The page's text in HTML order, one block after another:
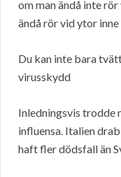
om man ändå inte
ändå rör vid ytor
Du kan inte bara
virusskydd
Inledningsvis trodde
influensa. Italien
haft fler dödsfall än